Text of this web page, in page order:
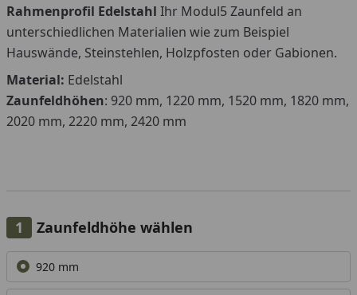
Rahmenprofil Edelstahl Ihr Modul5 Zaunfeld an
unterschiedlichen Materialien wie zum Beispiel
Hauswände, Steinstehlen, Holzpfosten oder Gabionen.
Material: Edelstahl
Zaunfeldhöhen: 920 mm, 1220 mm, 1520 mm, 1820 mm,
2020 mm, 2220 mm, 2420 mm
Zaunfeldhöhe wählen
Alle anzeigen (7)
920 mm